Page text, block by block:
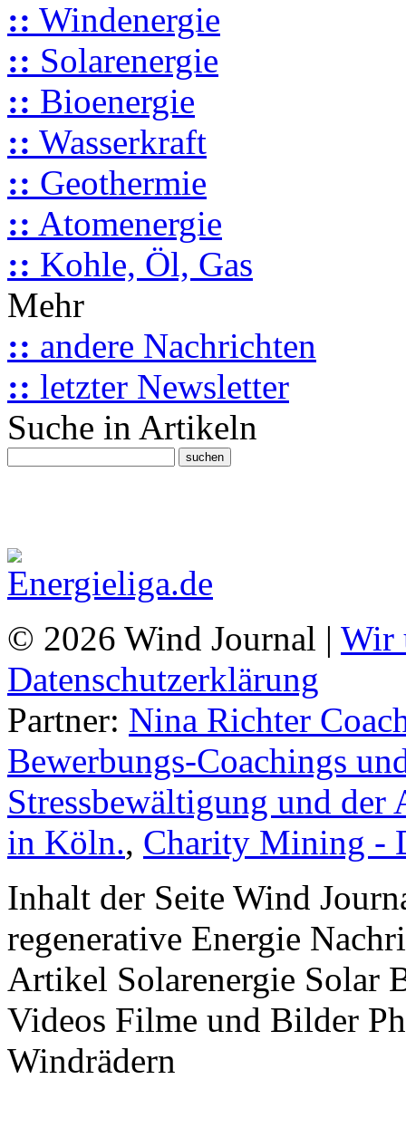
:: Windenergie
:: Solarenergie
:: Bioenergie
:: Wasserkraft
:: Geothermie
:: Atomenergie
:: Kohle, Öl, Gas
Mehr
:: andere Nachrichten
:: letzter Newsletter
Suche in Artikeln
© 2026 Wind Journal | Wir
Datenschutzerklärung
Partner: Nina Richter
Bewerbungs-Coachings
Stressbewältigung und
in Köln., Charity Mining -
Inhalt der Seite Wind
regenerative Energie
Artikel Solarenergie Solar
Videos Filme und Bilder
Windrädern